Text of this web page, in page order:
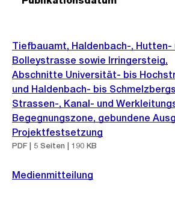
Tiefbauamt, Haldenbach-, Hutten-
Bolleystrasse sowie Irringersteig,
Abschnitte Universität- bis
und Haldenbach- bis
Strassen-, Kanal- und
Begegnungszone, gebundene
Projektfestsetzung
PDF | 5 Seiten | 190 KB
Medienmitteilung